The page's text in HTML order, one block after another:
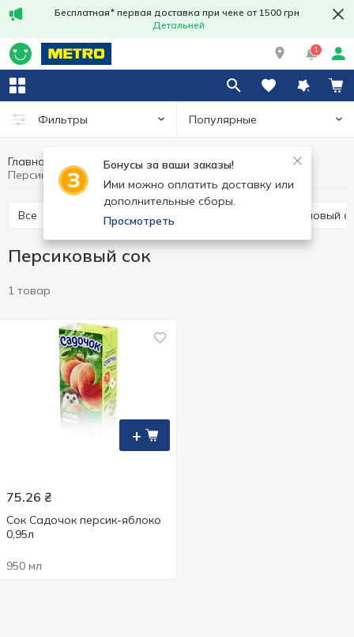
Бесплатная* первая доставка при чеке от 1500 грн
Детальней
1
Фильтры Популярные
Бонусы за ваши заказы!
Ими можно оплатить доставку или
дополнительные сборы.
Просмотреть
Главная Напитки Соки и нектары
Персиковый сок
Все Другие соки Апельсиновый
Персиковый сок
1 товар
+
75.26 ₴
Сок Садочок персик-яблоко
0,95л
950 мл